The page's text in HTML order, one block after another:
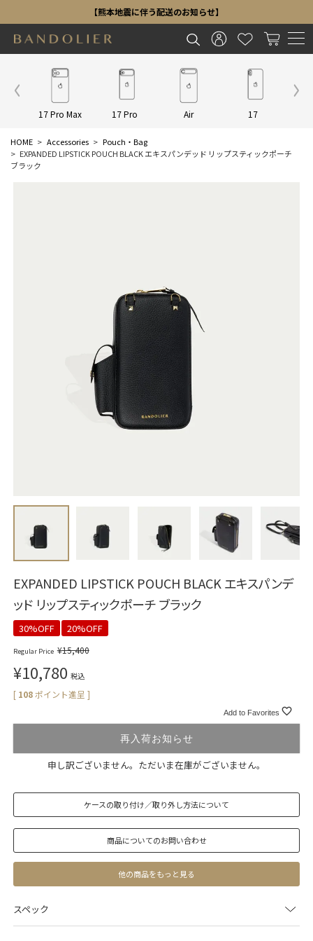
【熊本地震に伴う配送のお知らせ】
17 Pro Max 17 Pro Air 17
HOME Accessories
Pouch・Bag
EXPANDED LIPSTICK POUCH BLACK エキスパンデッド リップスティックポーチ
ブラック
EXPANDED LIPSTICK POUCH BLACK エキスパンデ
ッド リップスティックポーチ ブラック
30%OFF 20%OFF
Regular Price ¥15,400
¥10,780 税込
[ 108ポイント進呈 ]
Add to Favorites
再入荷お知らせ
申し訳ございません。ただいま在庫がございません。
ケースの取り付け／取り外し方法について
商品についてのお問い合わせ
他の商品をもっと見る
スペック